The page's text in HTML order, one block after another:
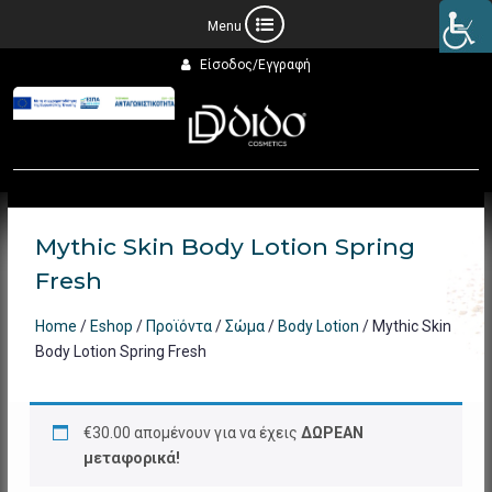
στο
περιεχόμενο
Είσοδος/Εγγραφή
Mythic Skin Body Lotion Spring
Fresh
Home / Eshop / Προϊόντα/Σώμα/ Body Lotion / Mythic Skin
Body Lotion Spring Fresh
€30.00 απομένουν για να έχεις ΔΩΡΕΑΝ
μεταφορικά!